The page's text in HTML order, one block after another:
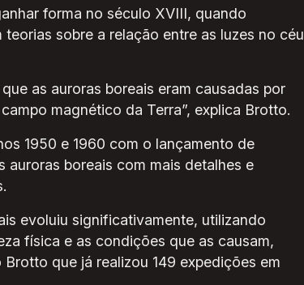
forma no século XVIII, quando
sobre a relação entre as luzes no céu
as auroras boreais eram causadas por
magnético da Terra”, explica Brotto.
1950 e 1960 com o lançamento de
auroras boreais com mais detalhes e
evoluiu significativamente, utilizando
física e as condições que as causam,
que já realizou 149 expedições em